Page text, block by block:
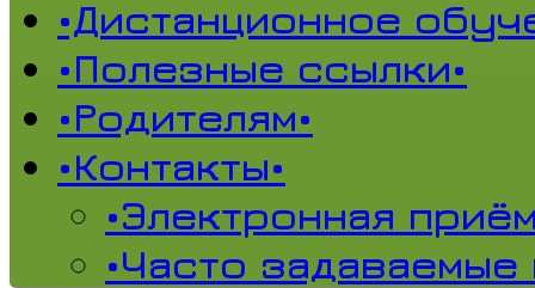
•Дистанционное
•Полезные ссылки•
•Родителям•
•Контакты•
•Электронная
•Часто